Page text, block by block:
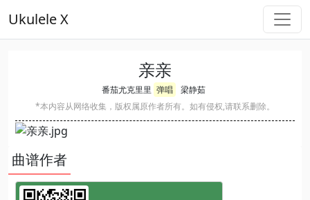
Ukulele X
亲亲
番茄尤克里里 弹唱
梁静茹
*本内容从网络收集，版权属原作者所有。如有侵权,请联系删除。
曲谱作者